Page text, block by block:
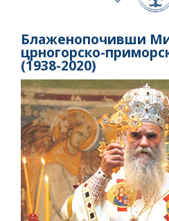
Блаженопочивши
црногорско-
(1938-2020)